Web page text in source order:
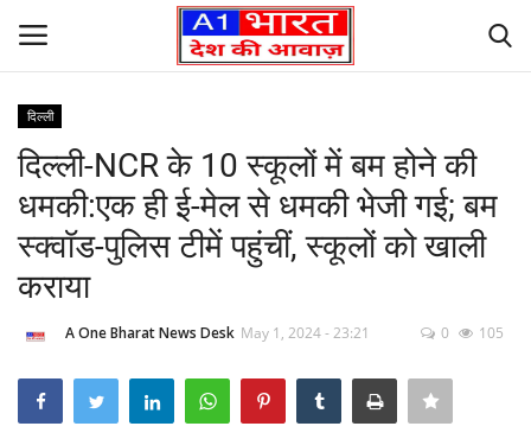
Home
Founder’s Note
Contact Us
लेटेस्ट न्यूज़
दिल्ली
दिल्ली-NCR के 10 स्कूलों में बम होने की
धमकी:एक ही ई-मेल से धमकी भेजी गई; बम
स्क्वॉड-पुलिस टीमें पहुंचीं, स्कूलों को खाली
कराया
A One Bharat News Desk May 1, 2024 - 23:21 0 105